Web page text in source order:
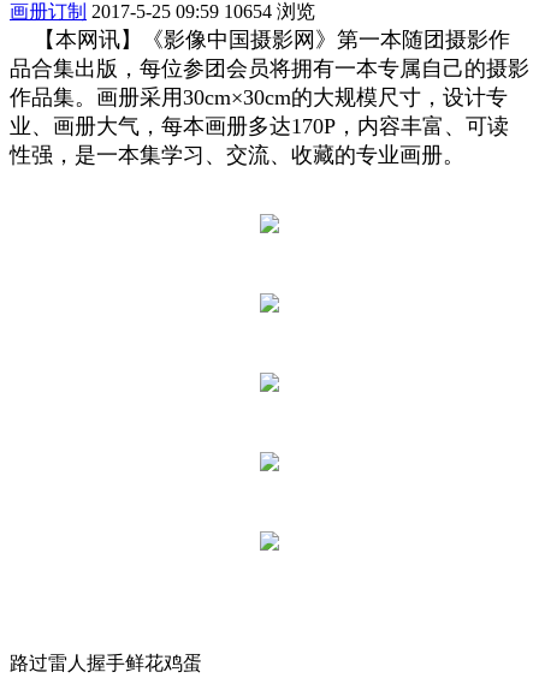
画册订制 2017-5-25 09:59 10654 浏览
【本网讯】《影像中国摄影网》第一本随团摄影作
品合集出版，每位参团会员将拥有一本专属自己的摄影
作品集。画册采用30cm×30cm的大规模尺寸，设计专
业、画册大气，每本画册多达170P，内容丰富、可读
性强，是一本集学习、交流、收藏的专业画册。
路过雷人 握手鲜花鸡蛋